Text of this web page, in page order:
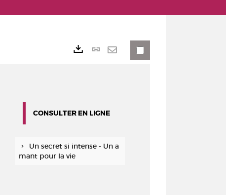
Lien
CONSULTER EN LIGNE
Un secret si intense - Un a
mant pour la vie